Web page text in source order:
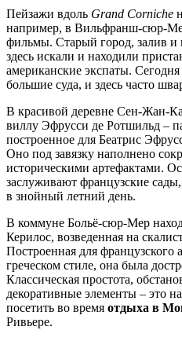
Пейзажи вдоль Grand Corniche
например, в Вильфранш-сюр-
фильмы. Старый город, залив и
здесь искали и находили
американские экспаты.
большие суда, и здесь часто
В красивой деревне Сен-Жан-
виллу Эфрусси де Ротшильд –
построенное для Беатрис
Оно под завязку наполнено
историческими артефактами.
заслуживают французские сады,
в знойный летний день.
В коммуне Больё-сюр-Мер
Керилос, возведенная на
Построенная для французского
греческом стиле, она была
Классическая простота,
декоративные элементы – это
посетить во время отдыха в
Ривьере.